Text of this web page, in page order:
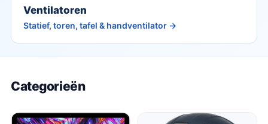
Ventilatoren
Statief, toren, tafel & handventilator →
Categorieën